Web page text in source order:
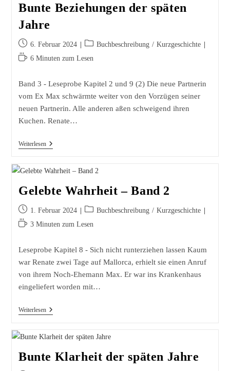
Bunte Beziehungen der späten
Jahre
Beitrag
veröffentlicht:
6. Februar 2024
Beitrags-
Buchbeschreibung / Kurzgeschichte
Lesedauer:
6 Minuten zum Lesen
Band 3 - Leseprobe Kapitel 2 und 9 (2) Die neue Partnerin
vom Ex Max schwärmte weiter von den Vorzügen seiner
neuen Partnerin. Alle anderen aßen schweigend ihren
Kuchen. Renate…
WeiterlesenBunte
Späten
Gelebte Wahrheit – Band 2
Beitrag
veröffentlicht:
1. Februar 2024
Beitrags-
Buchbeschreibung / Kurzgeschichte
Lesedauer:
3 Minuten zum Lesen
Leseprobe Kapitel 8 - Sich nicht runterziehen lassen Kaum
war Renate zwei Tage auf Mallorca, erhielt sie einen Anruf
von ihrem Noch-Ehemann Max. Er war ins Krankenhaus
eingeliefert worden mit…
WeiterlesenGelebte
Band
Bunte Klarheit der späten Jahre